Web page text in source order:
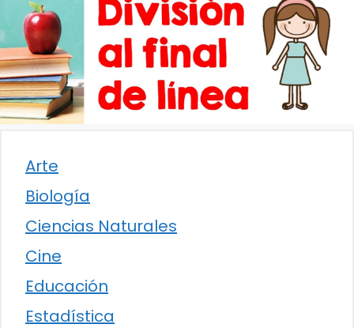
Arte
Biología
Ciencias Naturales
Cine
Educación
Estadística